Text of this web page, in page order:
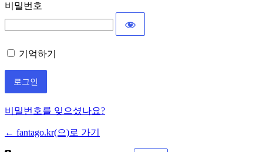
비밀번호
기억하기
비밀번호를 잊으셨나요?
← fantago.kr(으)로 가기